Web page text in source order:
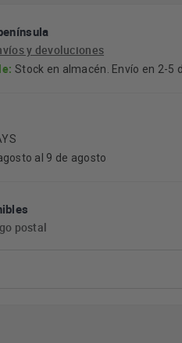
y devoluciones
Stock en almacén. Envío en 2-5
al 9 de agosto
postal